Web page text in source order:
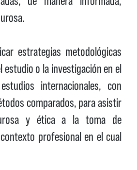
estrategias metodológicas
estudio o la investigación en el
internacionales, con
comparados, para asistir
y ética a la toma de
profesional en el cual